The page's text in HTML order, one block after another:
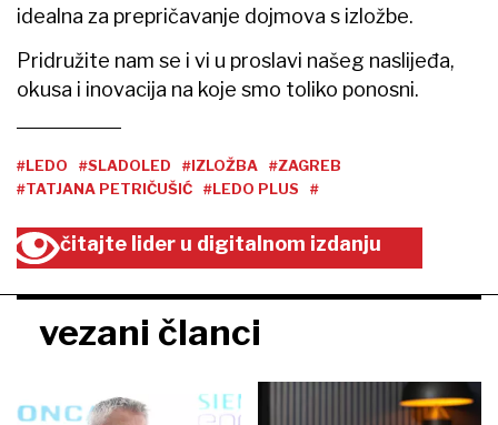
idealna za prepričavanje dojmova s izložbe.
Pridružite nam se i vi u proslavi našeg naslijeđa,
okusa i inovacija na koje smo toliko ponosni.
#LEDO #SLADOLED #IZLOŽBA
#ZAGREB
#TATJANA PETRIČUŠIĆ
#LEDO PLUS #
čitajte lider u digitalnom izdanju
vezani članci